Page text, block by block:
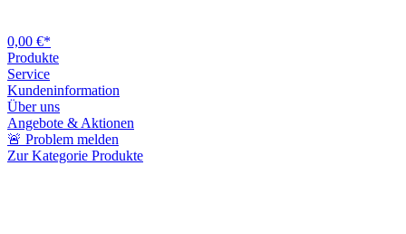
0,00 €*
Produkte
Service
Kundeninformation
Über uns
Angebote & Aktionen
🚨 Problem melden
Zur Kategorie Produkte